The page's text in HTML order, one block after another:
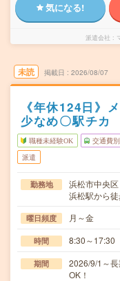
気になる!
派遣会社
未読 掲載日 2026/08/07
《年休124日》
少なめ〇駅チカ
職種未経験OK 交通費
派遣
勤務地
浜松市中央区
浜松駅から
曜日頻度 月～金
時間 8:30～17:30
期間
2026/9/1～
OK！